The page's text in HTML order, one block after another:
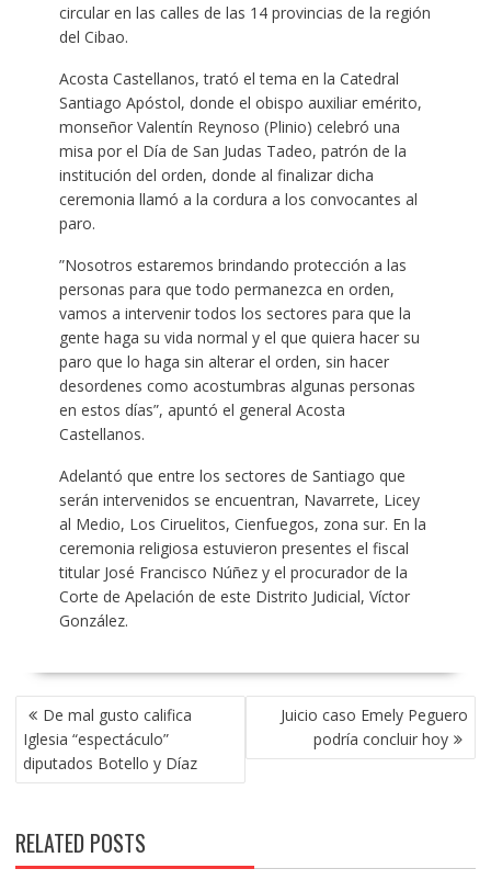
circular en las calles de las 14 provincias de la región
del Cibao.
Acosta Castellanos, trató el tema en la Catedral
Santiago Apóstol, donde el obispo auxiliar emérito,
monseñor Valentín Reynoso (Plinio) celebró una
misa por el Día de San Judas Tadeo, patrón de la
institución del orden, donde al finalizar dicha
ceremonia llamó a la cordura a los convocantes al
paro.
”Nosotros estaremos brindando protección a las
personas para que todo permanezca en orden,
vamos a intervenir todos los sectores para que la
gente haga su vida normal y el que quiera hacer su
paro que lo haga sin alterar el orden, sin hacer
desordenes como acostumbras algunas personas
en estos días”, apuntó el general Acosta
Castellanos.
Adelantó que entre los sectores de Santiago que
serán intervenidos se encuentran, Navarrete, Licey
al Medio, Los Ciruelitos, Cienfuegos, zona sur. En la
ceremonia religiosa estuvieron presentes el fiscal
titular José Francisco Núñez y el procurador de la
Corte de Apelación de este Distrito Judicial, Víctor
González.
POST
NAVIGATION
De mal gusto califica
Iglesia “espectáculo”
diputados Botello y Díaz
Juicio caso Emely Peguero
podría concluir hoy
RELATED POSTS